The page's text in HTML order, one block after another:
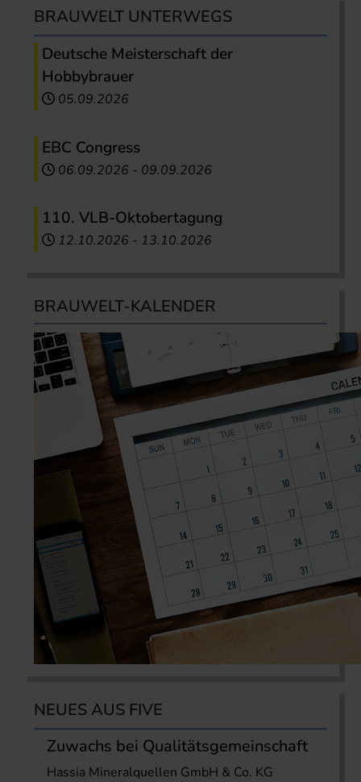
BRAUWELT UNTERWEGS
Deutsche Meisterschaft der
Hobbybrauer
05.09.2026
EBC Congress
06.09.2026 - 09.09.2026
110. VLB-Oktobertagung
12.10.2026 - 13.10.2026
BRAUWELT-KALENDER
NEUES AUS FIVE
Zuwachs bei Qualitätsgemeinschaft
Hassia Mineralquellen GmbH & Co. KG